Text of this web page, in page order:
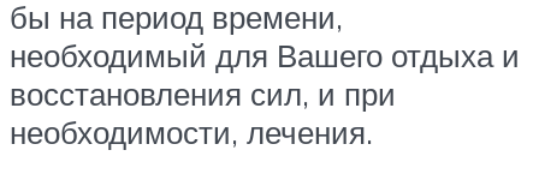
бы на период времени,
необходимый для Вашего отдыха и
восстановления сил, и при
необходимости, лечения.